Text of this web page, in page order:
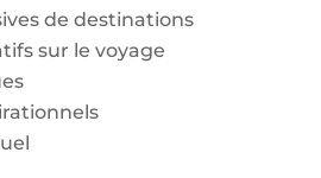
de destinations
sur le voyage